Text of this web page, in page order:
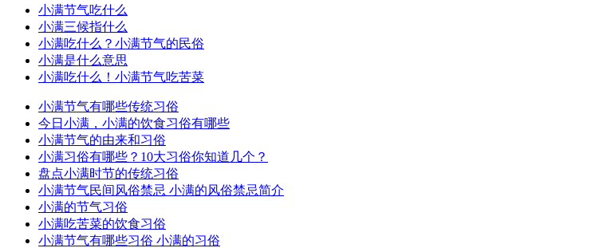
小满节气吃什么
小满三候指什么
小满吃什么？小满节气的民俗
小满是什么意思
小满吃什么！小满节气吃苦菜
小满节气有哪些传统习俗
今日小满，小满的饮食习俗有哪些
小满节气的由来和习俗
小满习俗有哪些？10大习俗你知道几个？
盘点小满时节的传统习俗
小满节气民间风俗禁忌 小满的风俗禁忌简介
小满的节气习俗
小满吃苦菜的饮食习俗
小满节气有哪些习俗 小满的习俗